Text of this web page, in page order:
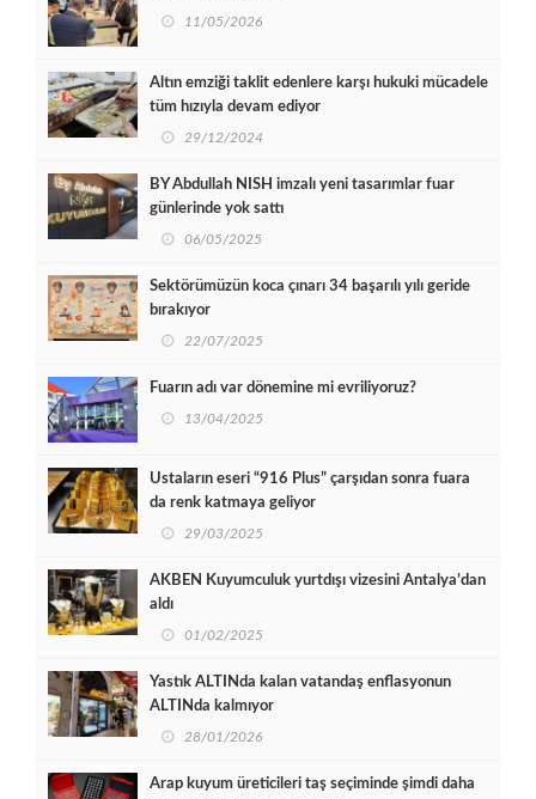
11/05/2026
Altın emziği taklit edenlere karşı hukuki mücadele
tüm hızıyla devam ediyor
29/12/2024
BY Abdullah NISH imzalı yeni tasarımlar fuar
günlerinde yok sattı
06/05/2025
Sektörümüzün koca çınarı 34 başarılı yılı geride
bırakıyor
22/07/2025
Fuarın adı var dönemine mi evriliyoruz?
13/04/2025
Ustaların eseri “916 Plus” çarşıdan sonra fuara
da renk katmaya geliyor
29/03/2025
AKBEN Kuyumculuk yurtdışı vizesini Antalya’dan
aldı
01/02/2025
Yastık ALTINda kalan vatandaş enflasyonun
ALTINda kalmıyor
28/01/2026
Arap kuyum üreticileri taş seçiminde şimdi daha